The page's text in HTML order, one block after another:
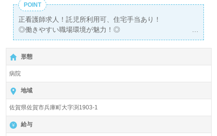
POINT
正看護師求人！託児所利用可、住宅手当あり！
◎働きやすい職場環境が魅力！◎
全国の求人ご紹介！医療/福祉業界の正社員/パート仕事探
しは【ウィルオブ介護】＊求人情報収集、将来的に検討の
方も遠慮なく＊
LINE、メール、お電話などご希望に応じてお問い合わせ/ご
相談可能です。転職相談、求人紹介、年収交渉など完全無
料サービスをご利用いただけます。＜非公開求人も取扱い
あり！＞"転職支援"のプロと一緒に転職活動！お問い合わ
せお待ちしております。
形態
病院
地域
佐賀県佐賀市兵庫町大字渕1903-1
給与